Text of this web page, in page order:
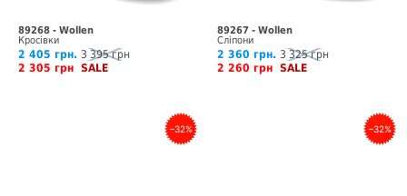
89268 - Wollen
Кросівки
2 405 грн. 3 395 грн
2 305 грн SALE
89267 - Wollen
Сліпони
2 360 грн. 3 325 грн
2 260 грн SALE
–32% –32%